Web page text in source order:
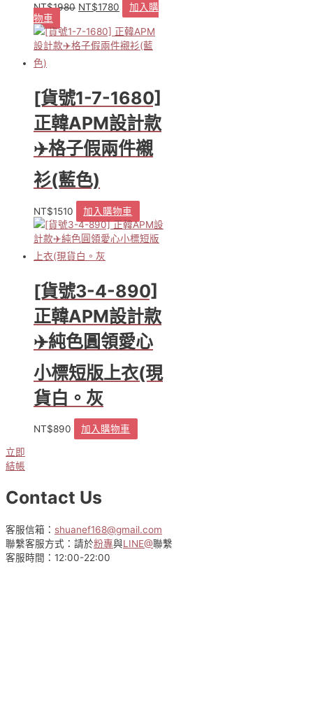
選
擇
選
項
NT$1980 原
價
格：
NT$1780目
價
格：
加入購
物車
[貨號1-7-1680]
正韓APM設計款
✈️格子假兩件襯
衫(藍色)
NT$1510 加入購物車
[貨號3-4-890]
正韓APM設計款
✈️純色圓領愛心
小標短版上衣(現
貨白。灰
NT$890 加入購物車
立即
結帳
Contact Us
客服信箱： shuanef168@gmail.com
聯繫客服方式：請於粉專與LINE@聯繫
客服時間：12:00-22:00